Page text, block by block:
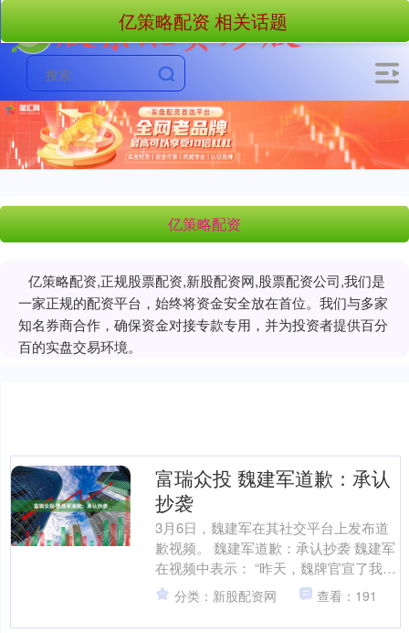
亿策略配资
亿策略配资,正规股票配资,新股配资网,股票配资公司,我们是
一家正规的配资平台，始终将资金安全放在首位。我们与多家
知名券商合作，确保资金对接专款专用，并为投资者提供百分
百的实盘交易环境。
亿策略配资 相关话题
富瑞众投 魏建军道歉：承认
抄袭
3月6日，魏建军在其社交平台上发布道
歉视频。 魏建军道歉：承认抄袭 魏建军
在视频中表示： “昨天，魏牌官宣了我作
为V9X的代言人，并发了一张海报，细心
的网友发现....
分类：新股配资网 查看：191